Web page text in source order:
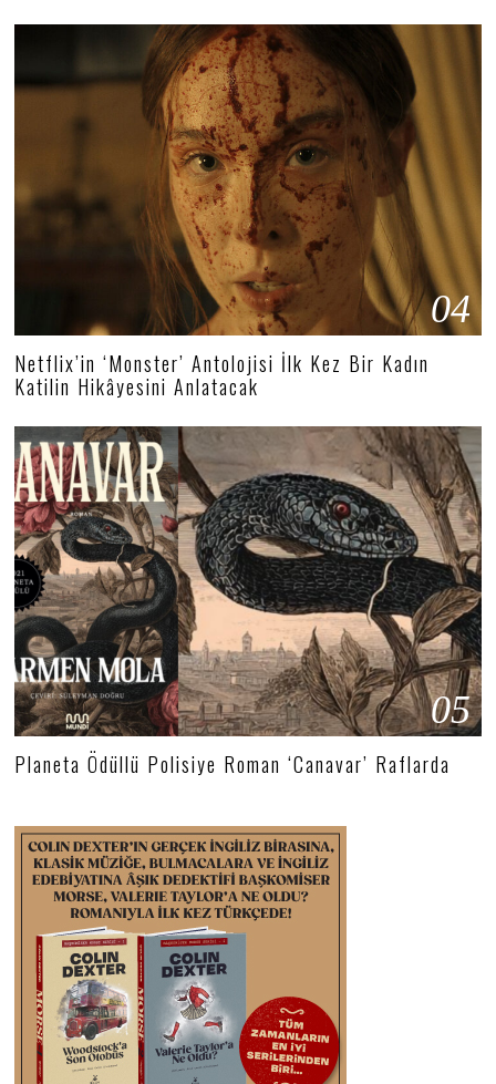
04
Netflix’in ‘Monster’ Antolojisi İlk Kez Bir Kadın
Katilin Hikâyesini Anlatacak
05
Planeta Ödüllü Polisiye Roman ‘Canavar’ Raflarda